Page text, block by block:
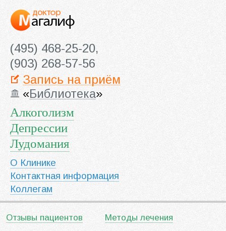
(495) 468-25-20,
(903) 268-57-56
Запись на приём
«Библиотека»
Алкоголизм
Депрессии
Лудомания
О Клинике
Контактная информация
Коллегам
Отзывы пациентов Методы лечения